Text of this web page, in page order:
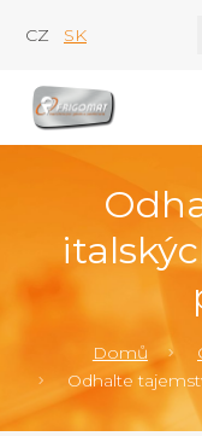
CZ SK
Domů
Odhalte